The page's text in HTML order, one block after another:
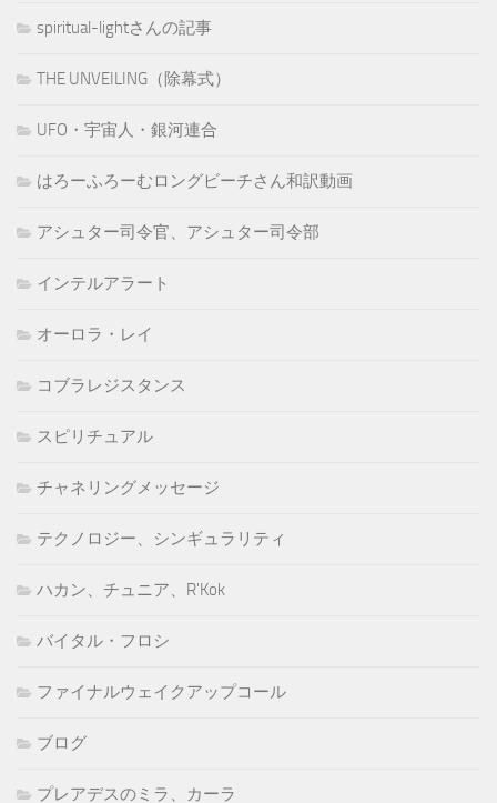
spiritual-lightさんの記事
THE UNVEILING（除幕式）
UFO・宇宙人・銀河連合
はろーふろーむロングビーチさん和訳動画
アシュター司令官、アシュター司令部
インテルアラート
オーロラ・レイ
コブラレジスタンス
スピリチュアル
チャネリングメッセージ
テクノロジー、シンギュラリティ
ハカン、チュニア、R'Kok
バイタル・フロシ
ファイナルウェイクアップコール
ブログ
プレアデスのミラ、カーラ